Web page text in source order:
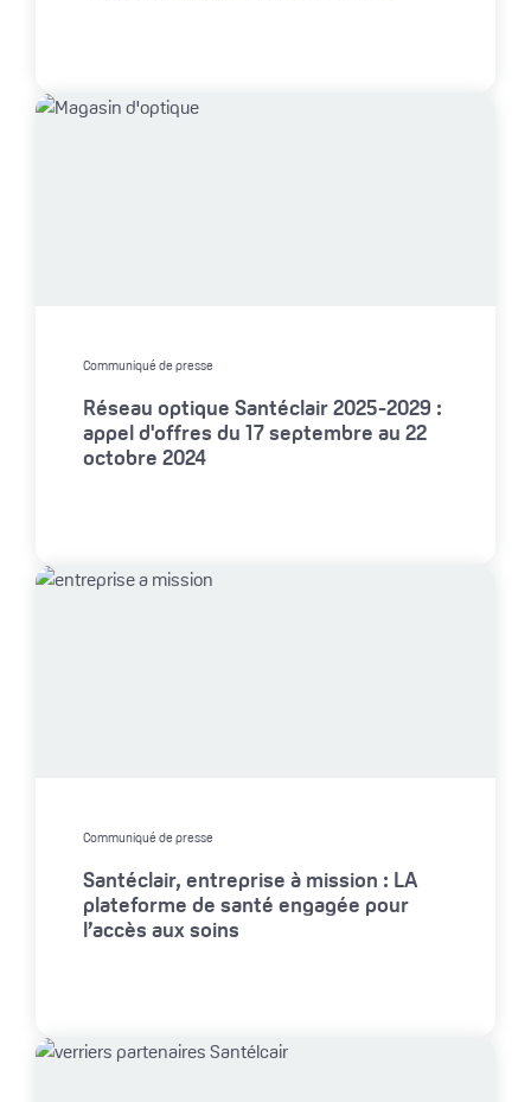
Communiqué de presse
Réseau optique Santéclair 2025-2029 :
appel d'offres du 17 septembre au 22
octobre 2024
Communiqué de presse
Santéclair, entreprise à mission : LA
plateforme de santé engagée pour
l’accès aux soins